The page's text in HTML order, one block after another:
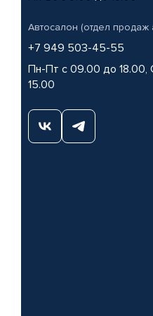
Автосалон (отдел продаж
+7 949 503-45-55
Пн-Пт с 09.00 до 18.00,
15.00